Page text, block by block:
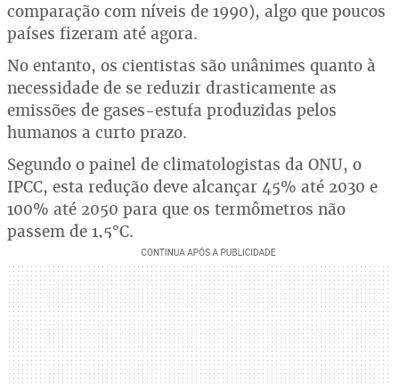
comparação com níveis de 1990), algo que poucos
países fizeram até agora.
No entanto, os cientistas são unânimes quanto à
necessidade de se reduzir drasticamente as
emissões de gases-estufa produzidas pelos
humanos a curto prazo.
Segundo o painel de climatologistas da ONU, o
IPCC, esta redução deve alcançar 45% até 2030 e
100% até 2050 para que os termômetros não
passem de 1,5°C.